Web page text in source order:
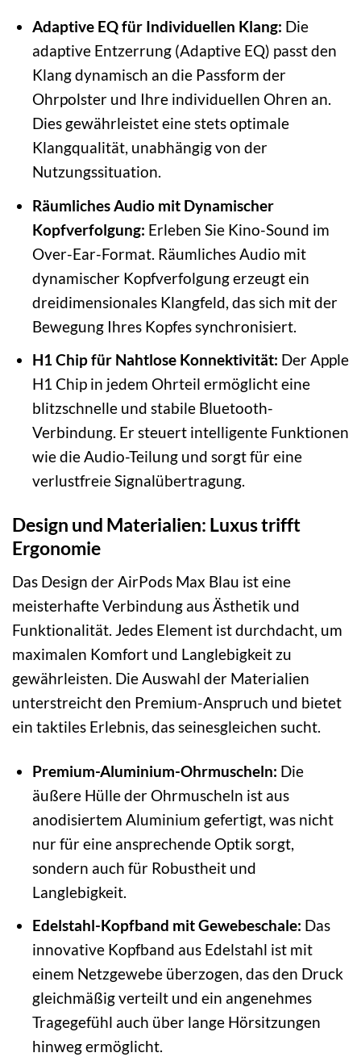
Adaptive EQ für Individuellen Klang: Die
adaptive Entzerrung (Adaptive EQ) passt den
Klang dynamisch an die Passform der
Ohrpolster und Ihre individuellen Ohren an.
Dies gewährleistet eine stets optimale
Klangqualität, unabhängig von der
Nutzungssituation.
Räumliches Audio mit Dynamischer
Kopfverfolgung: Erleben Sie Kino-Sound im
Over-Ear-Format. Räumliches Audio mit
dynamischer Kopfverfolgung erzeugt ein
dreidimensionales Klangfeld, das sich mit der
Bewegung Ihres Kopfes synchronisiert.
H1 Chip für Nahtlose Konnektivität: Der Apple
H1 Chip in jedem Ohrteil ermöglicht eine
blitzschnelle und stabile Bluetooth-
Verbindung. Er steuert intelligente Funktionen
wie die Audio-Teilung und sorgt für eine
verlustfreie Signalübertragung.
Design und Materialien: Luxus trifft
Ergonomie
Das Design der AirPods Max Blau ist eine
meisterhafte Verbindung aus Ästhetik und
Funktionalität. Jedes Element ist durchdacht, um
maximalen Komfort und Langlebigkeit zu
gewährleisten. Die Auswahl der Materialien
unterstreicht den Premium-Anspruch und bietet
ein taktiles Erlebnis, das seinesgleichen sucht.
Premium-Aluminium-Ohrmuscheln: Die
äußere Hülle der Ohrmuscheln ist aus
anodisiertem Aluminium gefertigt, was nicht
nur für eine ansprechende Optik sorgt,
sondern auch für Robustheit und
Langlebigkeit.
Edelstahl-Kopfband mit Gewebeschale: Das
innovative Kopfband aus Edelstahl ist mit
einem Netzgewebe überzogen, das den Druck
gleichmäßig verteilt und ein angenehmes
Tragegefühl auch über lange Hörsitzungen
hinweg ermöglicht.